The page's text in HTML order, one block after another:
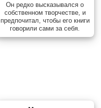
Он редко высказывался о
собственном творчестве, и
предпочитал, чтобы его книги
говорили сами за себя.